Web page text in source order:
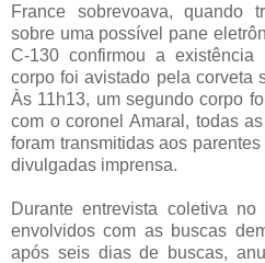
France sobrevoava, quando
sobre uma possível pane
C-130 confirmou a
corpo foi avistado pela corveta
Às 11h13, um segundo corpo
com o coronel Amaral, todas
foram transmitidas aos
divulgadas imprensa.
Durante entrevista coletiva
envolvidos com as buscas
após seis dias de buscas,